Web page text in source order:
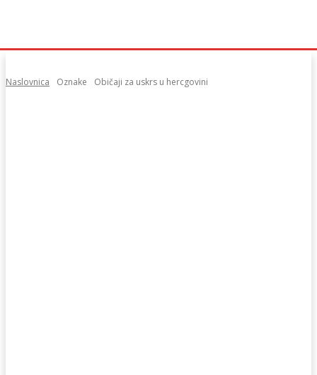
Naslovnica Oznake Običaji za uskrs u hercgovini